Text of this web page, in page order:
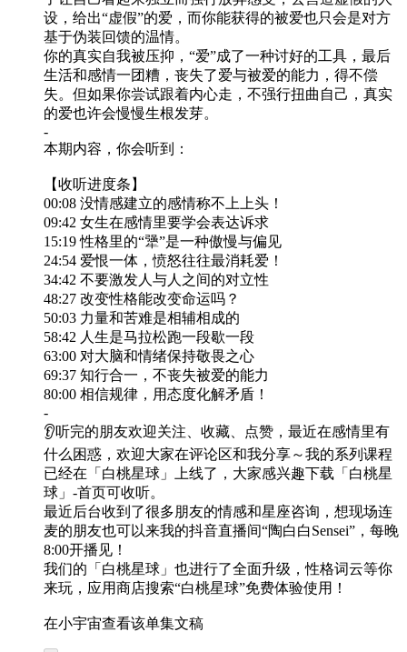
设，给出“虚假”的爱，而你能获得的被爱也只会是对方
基于伪装回馈的温情。
你的真实自我被压抑，“爱”成了一种讨好的工具，最后
生活和感情一团糟，丧失了爱与被爱的能力，得不偿
失。但如果你尝试跟着内心走，不强行扭曲自己，真实
的爱也许会慢慢生根发芽。
-
本期内容，你会听到：
【收听进度条】
00:08 没情感建立的感情称不上上头！
09:42 女生在感情里要学会表达诉求
15:19 性格里的“犟”是一种傲慢与偏见
24:54 爱恨一体，愤怒往往最消耗爱！
34:42 不要激发人与人之间的对立性
48:27 改变性格能改变命运吗？
50:03 力量和苦难是相辅相成的
58:42 人生是马拉松跑一段歇一段
63:00 对大脑和情绪保持敬畏之心
69:37 知行合一，不丧失被爱的能力
80:00 相信规律，用态度化解矛盾！
-
👂听完的朋友欢迎关注、收藏、点赞，最近在感情里有
什么困惑，欢迎大家在评论区和我分享～我的系列课程
已经在「白桃星球」上线了，大家感兴趣下载「白桃星
球」-首页可收听。
最近后台收到了很多朋友的情感和星座咨询，想现场连
麦的朋友也可以来我的抖音直播间“陶白白Sensei”，每晚
8:00开播见！
我们的「白桃星球」也进行了全面升级，性格词云等你
来玩，应用商店搜索“白桃星球”免费体验使用！
在小宇宙查看该单集文稿